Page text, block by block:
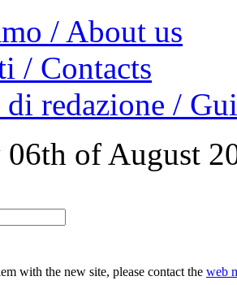
/ About us
/ Contacts
redazione /
06th of August
with the new site, please contact the web